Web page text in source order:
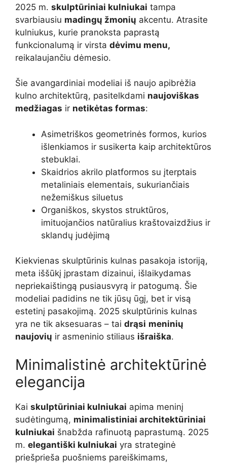
2025 m. skulptūriniai kulniukai tampa
svarbiausiu madingų žmonių akcentu. Atrasite
kulniukus, kurie pranoksta paprastą
funkcionalumą ir virsta dėvimu menu,
reikalaujančiu dėmesio.
Šie avangardiniai modeliai iš naujo apibrėžia
kulno architektūrą, pasitelkdami naujoviškas
medžiagas ir netikėtas formas:
Asimetriškos geometrinės formos, kurios
išlenkiamos ir susikerta kaip architektūros
stebuklai.
Skaidrios akrilo platformos su įterptais
metaliniais elementais, sukuriančiais
nežemiškus siluetus
Organiškos, skystos struktūros,
imituojančios natūralius kraštovaizdžius ir
sklandų judėjimą
Kiekvienas skulptūrinis kulnas pasakoja istoriją,
meta iššūkį įprastam dizainui, išlaikydamas
nepriekaištingą pusiausvyrą ir patogumą. Šie
modeliai padidins ne tik jūsų ūgį, bet ir visą
estetinį pasakojimą. 2025 skulptūrinis kulnas
yra ne tik aksesuaras – tai drąsi meninių
naujovių ir asmeninio stiliaus išraiška.
Minimalistinė architektūrinė
elegancija
Kai skulptūriniai kulniukai apima meninį
sudėtingumą, minimalistiniai architektūriniai
kulniukai šnabžda rafinuotą paprastumą. 2025
m. elegantiški kulniukai yra strateginė
priešprieša puošniems pareiškimams,